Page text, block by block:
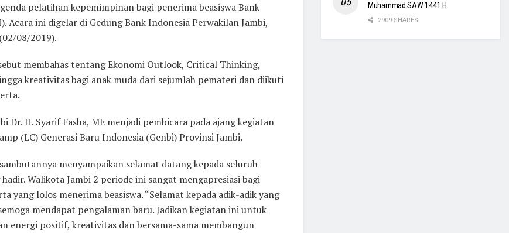
pelatihan kepemimpinan bagi penerima beasiswa Bank
Acara ini digelar di Gedung Bank Indonesia Perwakilan Jambi,
08/2019).
membahas tentang Ekonomi Outlook, Critical Thinking,
kreativitas bagi anak muda dari sejumlah pemateri dan diikuti
Dr. H. Syarif Fasha, ME menjadi pembicara pada ajang kegiatan
(LC) Generasi Baru Indonesia (Genbi) Provinsi Jambi.
menyampaikan selamat datang kepada seluruh
Walikota Jambi 2 periode ini sangat mengapresiasi bagi
yang lolos menerima beasiswa. “Selamat kepada adik-adik yang
mendapat pengalaman baru. Jadikan kegiatan ini untuk
energi positif, kreativitas dan bersama-sama membangun
Muhammad SAW 1441 H
2909 SHARES